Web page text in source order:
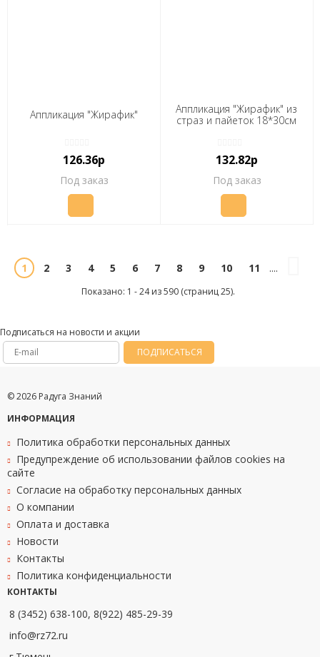
Аппликация "Жирафик"
126.36р
Под заказ
Аппликация "Жирафик" из
страз и пайеток 18*30см
132.82р
Под заказ
1 2 3 4 5 6 7 8 9 10 11 ....
Показано: 1 - 24 из 590 (страниц 25).
Подписаться на новости и акции
ПОДПИСАТЬСЯ
© 2026 Радуга Знаний
ИНФОРМАЦИЯ
Политика обработки персональных данных
Предупреждение об использовании файлов cookies на
сайте
Согласие на обработку персональных данных
О компании
Оплата и доставка
Новости
Контакты
Политика конфиденциальности
КОНТАКТЫ
8 (3452) 638-100, 8(922) 485-29-39
info@rz72.ru